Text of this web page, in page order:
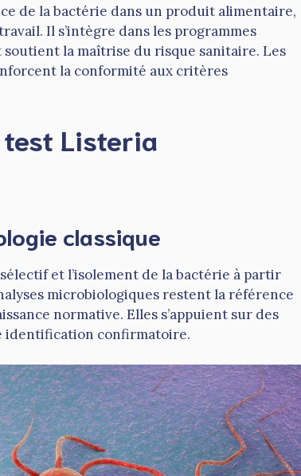
de la bactérie dans un produit alimentaire,
Il s’intègre dans les programmes
la maîtrise du risque sanitaire. Les
la conformité aux critères
Listeria
classique
et l’isolement de la bactérie à partir
microbiologiques restent la référence
normative. Elles s’appuient sur des
identification confirmatoire.